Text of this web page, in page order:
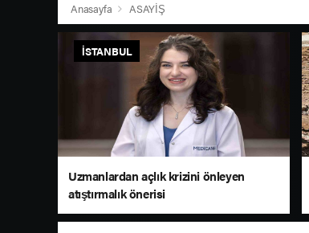
Anasayfa ASAYİŞ
İSTANBUL
Uzmanlardan açlık krizini önleyen
atıştırmalık önerisi